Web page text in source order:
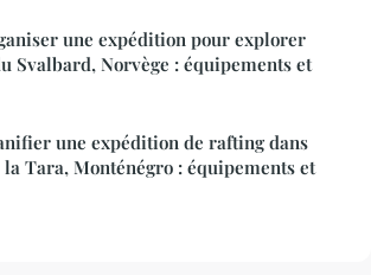
une expédition pour explorer
Svalbard, Norvège : équipements et
une expédition de rafting dans
la Tara, Monténégro : équipements et